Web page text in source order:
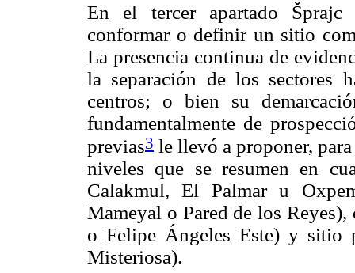
En el tercer apartado Šprajc
conformar o definir un sitio
La presencia continua de
la separación de los sectores
centros; o bien su
fundamentalmente de
previas3 le llevó a proponer,
niveles que se resumen en
Calakmul, El Palmar u
Mameyal o Pared de los
o Felipe Ángeles Este) y sitio
Misteriosa).